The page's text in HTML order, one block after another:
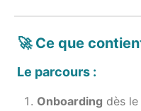
🚀 Ce que
Le parcours :
Onboarding dès